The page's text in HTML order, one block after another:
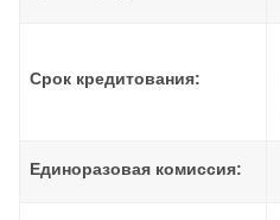
Срок кредитования:
Единоразовая комиссия: